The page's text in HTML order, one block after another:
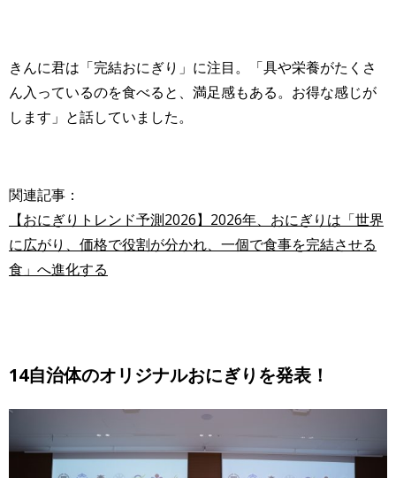
きんに君は「完結おにぎり」に注目。「具や栄養がたくさ
ん入っているのを食べると、満足感もある。お得な感じが
します」と話していました。
関連記事：
【おにぎりトレンド予測2026】2026年、おにぎりは「世界
に広がり、価格で役割が分かれ、一個で食事を完結させる
食」へ進化する
14自治体のオリジナルおにぎりを発表！